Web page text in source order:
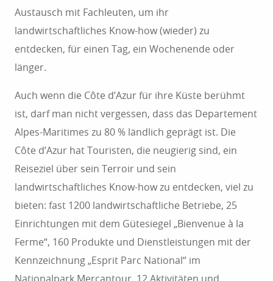
Austausch mit Fachleuten, um ihr
landwirtschaftliches Know-how (wieder) zu
entdecken, für einen Tag, ein Wochenende oder
länger.
Auch wenn die Côte d’Azur für ihre Küste berühmt
ist, darf man nicht vergessen, dass das Departement
Alpes-Maritimes zu 80 % ländlich geprägt ist. Die
Côte d’Azur hat Touristen, die neugierig sind, ein
Reiseziel über sein Terroir und sein
landwirtschaftliches Know-how zu entdecken, viel zu
bieten: fast 1200 landwirtschaftliche Betriebe, 25
Einrichtungen mit dem Gütesiegel „Bienvenue à la
Ferme“, 160 Produkte und Dienstleistungen mit der
Kennzeichnung „Esprit Parc National“ im